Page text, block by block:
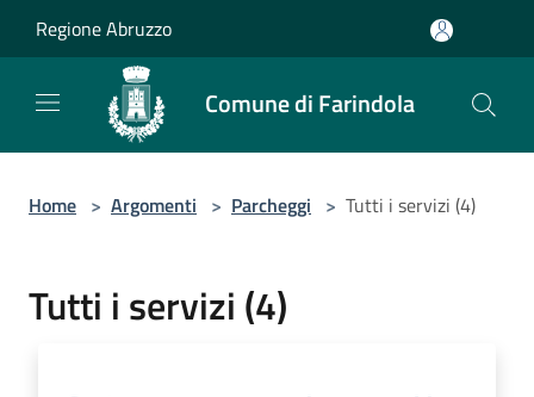
Regione Abruzzo
Comune di Farindola
Home > Argomenti > Parcheggi > Tutti i servizi (4)
Tutti i servizi (4)